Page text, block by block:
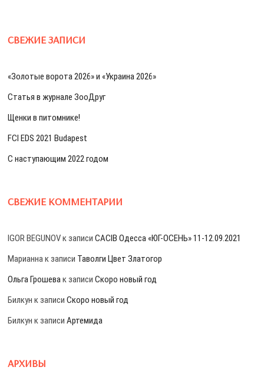
СВЕЖИЕ ЗАПИСИ
«Золотые ворота 2026» и «Украина 2026»
Статья в журнале ЗооДруг
Щенки в питомнике!
FCI EDS 2021 Budapest
С наступающим 2022 годом
СВЕЖИЕ КОММЕНТАРИИ
IGOR BEGUNOVк записиCACIB Одесса «ЮГ-ОСЕНЬ» 11-12.09.2021
Марианна к записи Таволги Цвет Златогор
Ольга Грошева к записиСкоро новый год
Билкун к записиСкоро новый год
Билкун к записиАртемида
АРХИВЫ